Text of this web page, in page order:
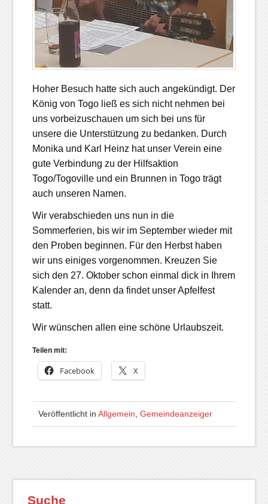
Hoher Besuch hatte sich auch angekündigt. Der
König von Togo ließ es sich nicht nehmen bei
uns vorbeizuschauen um sich bei uns für
unsere die Unterstützung zu bedanken. Durch
Monika und Karl Heinz hat unser Verein eine
gute Verbindung zu der Hilfsaktion
Togo/Togoville und ein Brunnen in Togo trägt
auch unseren Namen.
Wir verabschieden uns nun in die
Sommerferien, bis wir im September wieder mit
den Proben beginnen. Für den Herbst haben
wir uns einiges vorgenommen. Kreuzen Sie
sich den 27. Oktober schon einmal dick in Ihrem
Kalender an, denn da findet unser Apfelfest
statt.
Wir wünschen allen eine schöne Urlaubszeit.
Teilen mit:
Facebook X
Veröffentlicht in Allgemein, Gemeindeanzeiger
Suche